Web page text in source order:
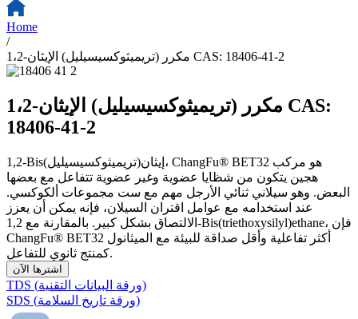
Home
/
1،2-مكرر (تريميثوكسيسيليل) الإيثان CAS: 18406-41-2
1،2-مكرر (تريميثوكسيسيليل) الإيثان CAS:
18406-41-2
1,2-Bis(تريميثوكسيسيليل)إيثان، ChangFu® BET32 هو مركب
هجين يتكون من شظايا عضوية وغير عضوية تتفاعل مع بعضها
البعض. وهو سيلاني ثنائي الأرجل مهم مع ست مجموعات ألكوكسي.
عند استخدامه مع عوامل اقتران السيلان، فإنه يمكن أن يعزز
الالتصاق بشكل كبير. بالمقارنة مع 1,2-Bis(triethoxysilyl)ethane، فإن
ChangFu® BET32 أكثر تفاعلية وأقل صداقة للبيئة مع الميثانول
كمنتج ثانوي للتفاعل.
اشترها الآن
TDS (ورقة البيانات التقنية)
SDS (ورقة تاريخ السلامة)